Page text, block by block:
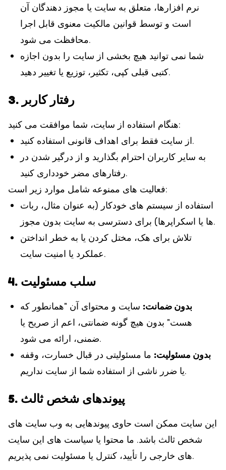
نرم افزارها، متعلق به سایت یا مجوز دهندگان آن
است و توسط قوانین مالکیت معنوی قابل اجرا
محافظت می شود.
شما نمی توانید هیچ بخشی از سایت را بدون اجازه
کتبی قبلی کپی، تکثیر، توزیع یا تغییر دهید.
3. رفتار کاربر
هنگام استفاده از سایت، شما موافقت می کنید:
از سایت فقط برای اهداف قانونی استفاده کنید.
به سایر کاربران احترام بگذارید و از درگیر شدن در
رفتارهای مضر خودداری کنید.
فعالیت های ممنوعه شامل موارد زیر است:
استفاده از سیستم های خودکار (به عنوان مثال، ربات
ها یا اسکراپرها) برای دسترسی به سایت بدون مجوز.
تلاش برای هک، مختل کردن یا به خطر انداختن
عملکرد یا امنیت سایت.
4. سلب مسئولیت
بدون ضمانت: سایت و محتوای آن "همانطور که
هست" بدون هیچ گونه ضمانتی، اعم از صریح یا
ضمنی، ارائه می شود.
بدون مسئولیت: ما مسئولیتی در قبال خسارت، وقفه
یا ضرر ناشی از استفاده شما از سایت نداریم.
5. پیوندهای شخص ثالث
این سایت ممکن است حاوی پیوندهایی به وب سایت های
شخص ثالث باشد. ما محتوا یا سیاست های این سایت
های خارجی را تأیید، کنترل یا مسئولیت نمی پذیریم.